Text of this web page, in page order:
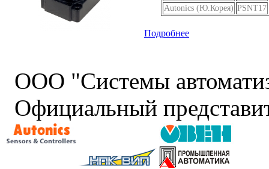
Autonics (Ю.Корея) PSNT17
Подробнее
ООО "Системы
Официальный